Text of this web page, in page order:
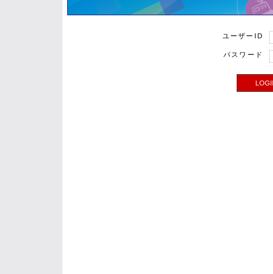
ユーザーID
パスワード